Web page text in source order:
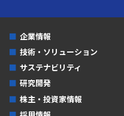
2015年
2014年
2013年
2012年
2011年
企業情報
技術・ソリューション
サステナビリティ
研究開発
株主・投資家情報